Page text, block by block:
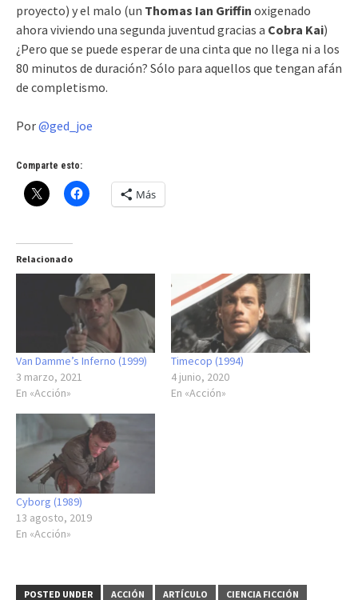
proyecto) y el malo (un Thomas Ian Griffin oxigenado
ahora viviendo una segunda juventud gracias a Cobra Kai)
¿Pero que se puede esperar de una cinta que no llega ni a los
80 minutos de duración? Sólo para aquellos que tengan afán
de completismo.
Por@ged_joe
Comparte esto:
Más
Relacionado
Van Damme’s Inferno (1999)
3 marzo, 2021
En «Acción»
Timecop (1994)
4 junio, 2020
En «Acción»
Cyborg (1989)
13 agosto, 2019
En «Acción»
POSTED UNDER ACCIÓN ARTÍCULO CIENCIA FICCIÓN